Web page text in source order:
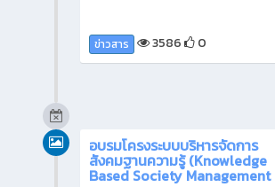
ข่าวสาร 3586 0
อบรมโครงระบบบริหารจัดการ
สังคมฐานความรู้ (Knowledge
Based Society Management